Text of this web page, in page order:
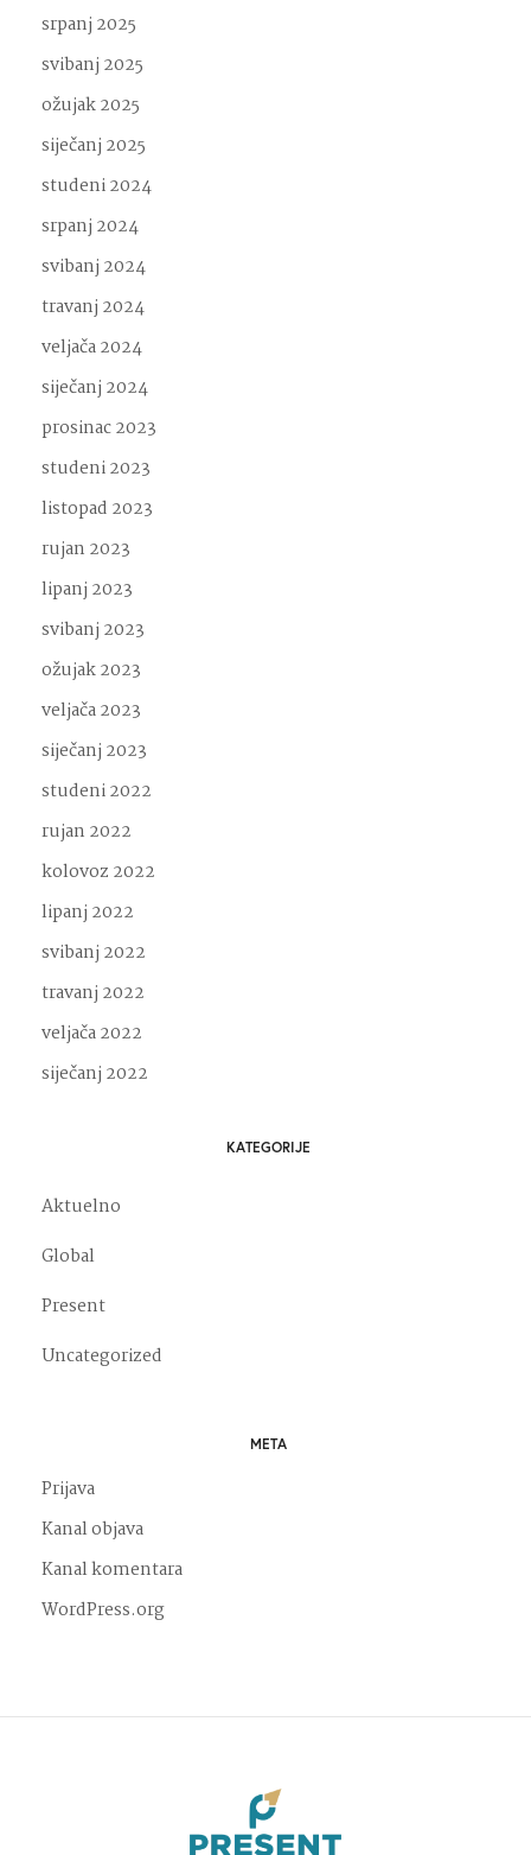
srpanj 2025
svibanj 2025
ožujak 2025
siječanj 2025
studeni 2024
srpanj 2024
svibanj 2024
travanj 2024
veljača 2024
siječanj 2024
prosinac 2023
studeni 2023
listopad 2023
rujan 2023
lipanj 2023
svibanj 2023
ožujak 2023
veljača 2023
siječanj 2023
studeni 2022
rujan 2022
kolovoz 2022
lipanj 2022
svibanj 2022
travanj 2022
veljača 2022
siječanj 2022
KATEGORIJE
Aktuelno
Global
Present
Uncategorized
META
Prijava
Kanal objava
Kanal komentara
WordPress.org